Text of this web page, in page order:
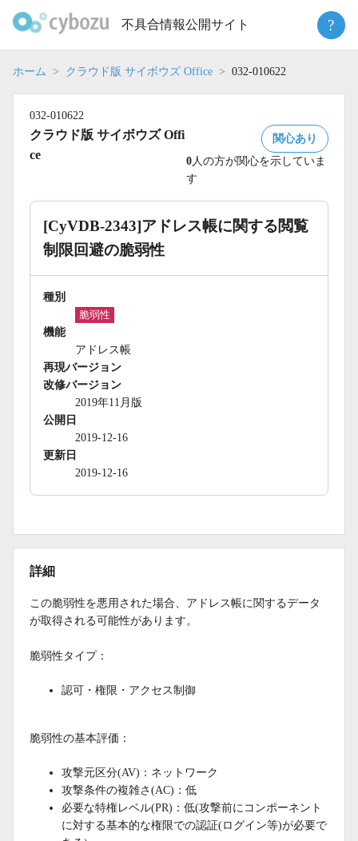
不具合情報公開サイト ?
ホーム クラウド版 サイボウズ Office 032-010622
032-010622
クラウド版 サイボウズ Offi
ce
関心あり
0人の方が関心を示していま
す
[CyVDB-2343]アドレス帳に関する閲覧
制限回避の脆弱性
種別
脆弱性
機能
アドレス帳
再現バージョン
改修バージョン
2019年11月版
公開日
2019-12-16
更新日
2019-12-16
詳細
この脆弱性を悪用された場合、アドレス帳に関するデータ
が取得される可能性があります。
脆弱性タイプ：
認可・権限・アクセス制御
脆弱性の基本評価：
攻撃元区分(AV)：ネットワーク
攻撃条件の複雑さ(AC)： 低
必要な特権レベル(PR)： 低(攻撃前にコンポーネント
に対する基本的な権限での認証(ログイン等)が必要で